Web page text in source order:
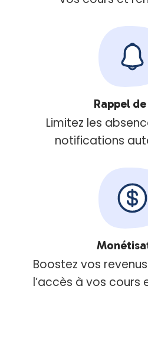
Rappel de
Limitez les
notifications
Boostez vos
l’accès à vos cours